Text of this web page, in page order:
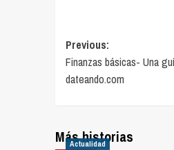
Post
navigation
Previous:
Finanzas básicas- Una
dateando.com
Más historias
Actualidad